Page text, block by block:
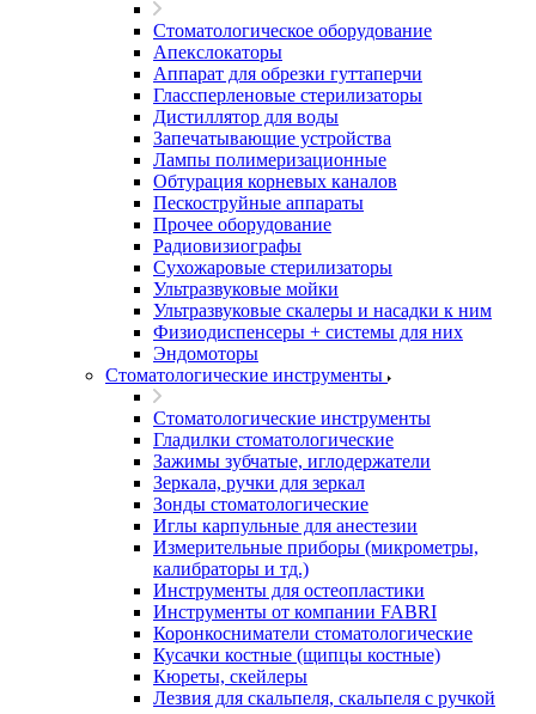
Стоматологическое оборудование
Апекслокаторы
Аппарат для обрезки гуттаперчи
Глассперленовые стерилизаторы
Дистиллятор для воды
Запечатывающие устройства
Лампы полимеризационные
Обтурация корневых каналов
Пескоструйные аппараты
Прочее оборудование
Радиовизиографы
Сухожаровые стерилизаторы
Ультразвуковые мойки
Ультразвуковые скалеры и насадки к ним
Физиодиспенсеры + системы для них
Эндомоторы
Стоматологические инструменты
Стоматологические инструменты
Гладилки стоматологические
Зажимы зубчатые, иглодержатели
Зеркала, ручки для зеркал
Зонды стоматологические
Иглы карпульные для анестезии
Измерительные приборы (микрометры,
калибраторы и тд.)
Инструменты для остеопластики
Инструменты от компании FABRI
Коронкосниматели стоматологические
Кусачки костные (щипцы костные)
Кюреты, скейлеры
Лезвия для скальпеля, скальпеля с ручкой